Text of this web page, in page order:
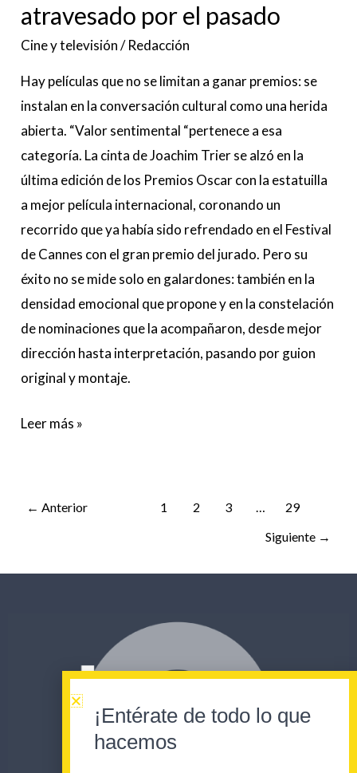
atravesado por el pasado
Cine y televisión/Redacción
Hay películas que no se limitan a ganar premios: se
instalan en la conversación cultural como una herida
abierta. “Valor sentimental “pertenece a esa
categoría. La cinta de Joachim Trier se alzó en la
última edición de los Premios Oscar con la estatuilla
a mejor película internacional, coronando un
recorrido que ya había sido refrendado en el Festival
de Cannes con el gran premio del jurado. Pero su
éxito no se mide solo en galardones: también en la
densidad emocional que propone y en la constelación
de nominaciones que la acompañaron, desde mejor
dirección hasta interpretación, pasando por guion
original y montaje.
por
el
pasado
Leer más »
← Anterior 1 2 3 …
29
Siguiente →
¡Entérate de todo lo que
hacemos